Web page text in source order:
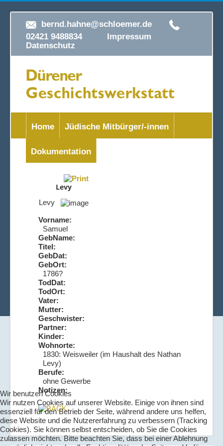
bernd.hahne@schloemer.de
02421 9488834 Impressum
Datenschutz
Home Jüdische Mitbürger/-innen
Dokumentation
Levy
Levy
Vorname:
Samuel
GebName:
Titel:
GebDat:
GebOrt:
1786?
TodDat:
TodOrt:
Vater:
Mutter:
Geschwister:
Partner:
Kinder:
Wohnorte:
1830: Weisweiler (im Haushalt des Nathan
Levy)
Berufe:
ohne Gewerbe
Notizen:
Wir benutzen Cookies
Wir nutzen Cookies auf unserer Website. Einige von ihnen sind
essenziell für den Betrieb der Seite, während andere uns helfen,
diese Website und die Nutzererfahrung zu verbessern (Tracking
Cookies). Sie können selbst entscheiden, ob Sie die Cookies
zulassen möchten. Bitte beachten Sie, dass bei einer Ablehnung